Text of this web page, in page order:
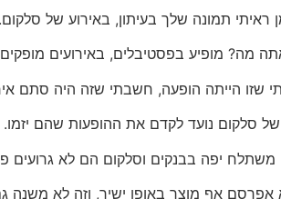
ראיתי תמונה שלך בעיתון, באירוע של
מה? מופיע בפסטיבלים, באירועים מופקים
שזו הייתה הופעה‬, חשבתי שזה היה סתם
של סלקום נועד לקדם את ההופעות שהם יזמו‬.
משתלח יפה בבנקים וסלקום הם לא גרועים
אפרסם אף מוצר באופן ישיר, וזה לא